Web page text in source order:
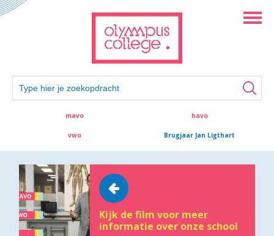
mavo havo
vwo Brugjaar Jan Ligthart
Kijk de film voor meer
informatie over onze school